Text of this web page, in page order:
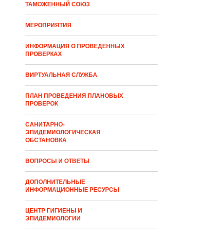
ТАМОЖЕННЫЙ СОЮЗ
МЕРОПРИЯТИЯ
ИНФОРМАЦИЯ О ПРОВЕДЕННЫХ
ПРОВЕРКАХ
ВИРТУАЛЬНАЯ СЛУЖБА
ПЛАН ПРОВЕДЕНИЯ ПЛАНОВЫХ
ПРОВЕРОК
САНИТАРНО-
ЭПИДЕМИОЛОГИЧЕСКАЯ
ОБСТАНОВКА
ВОПРОСЫ И ОТВЕТЫ
ДОПОЛНИТЕЛЬНЫЕ
ИНФОРМАЦИОННЫЕ РЕСУРСЫ
ЦЕНТР ГИГИЕНЫ И
ЭПИДЕМИОЛОГИИ